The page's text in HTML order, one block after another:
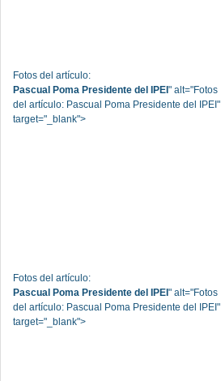
Fotos del artículo:
Pascual Poma Presidente del IPEI " alt="Fotos
del artículo: Pascual Poma Presidente del IPEI"
target="_blank">
Fotos del artículo:
Pascual Poma Presidente del IPEI " alt="Fotos
del artículo: Pascual Poma Presidente del IPEI"
target="_blank">